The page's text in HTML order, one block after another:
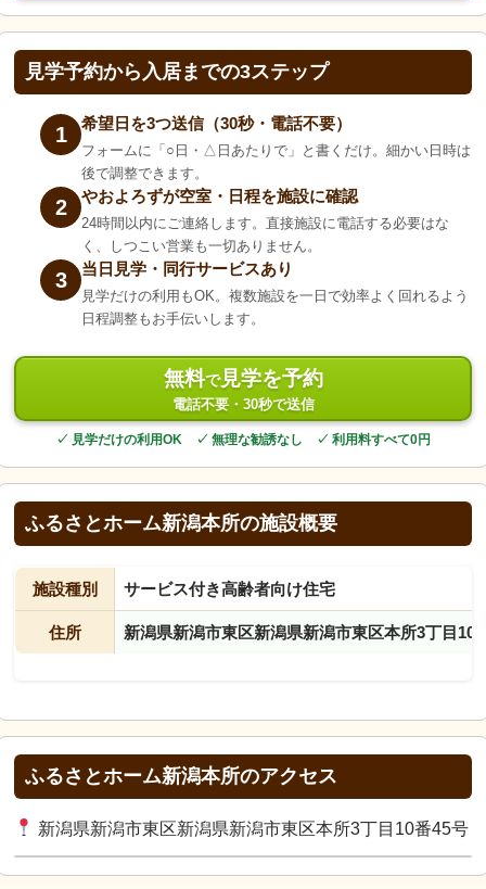
見学予約から入居までの3ステップ
1 希望日を3つ送信（30秒・電話不要）
フォームに「○日・△日あたりで」と書くだけ。細かい日時は
後で調整できます。
2 やおよろずが空室・日程を施設に確認
24時間以内にご連絡します。直接施設に電話する必要はな
く、しつこい営業も一切ありません。
3 当日見学・同行サービスあり
見学だけの利用もOK。複数施設を一日で効率よく回れるよう
日程調整もお手伝いします。
無料で見学を予約
電話不要・30秒で送信
✓ 見学だけの利用OK ✓ 無理な勧誘なし ✓ 利用料すべて0円
ふるさとホーム新潟本所の施設概要
施設種別 サービス付き高齢者向け住宅
住所 新潟県新潟市東区新潟県新潟市東区本所3丁目10
ふるさとホーム新潟本所のアクセス
新潟県新潟市東区新潟県新潟市東区本所3丁目10番45号